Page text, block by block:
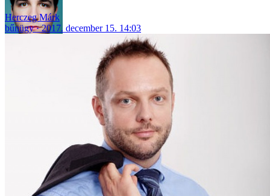
Herczeg Márk
bűnügy
2017. december 15. 14:03